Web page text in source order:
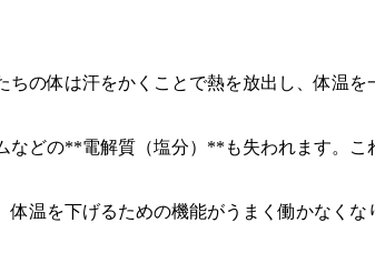
の体は汗をかくことで熱を放出し、体温
どの**電解質（塩分）**も失われます。
温を下げるための機能がうまく働かなく